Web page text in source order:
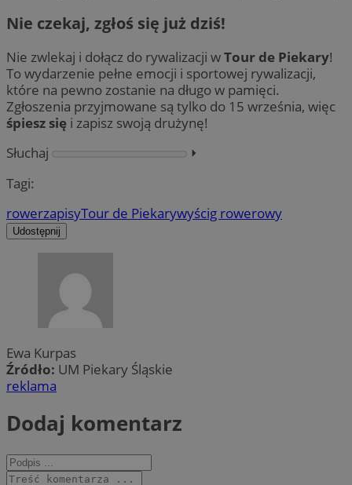
Nie czekaj, zgłoś się już dziś!
Nie zwlekaj i dołącz do rywalizacji wTour de Piekary!
To wydarzenie pełne emocji i sportowej rywalizacji,
które na pewno zostanie na długo w pamięci.
Zgłoszenia przyjmowane są tylko do 15 września, więc
śpiesz się i zapisz swoją drużynę!
Słuchaj
⏵︎
Tagi:
rowerzapisyTour de Piekarywyścig rowerowy
Udostępnij
Ewa Kurpas
Źródło: UM Piekary Śląskie
reklama
Dodaj komentarz